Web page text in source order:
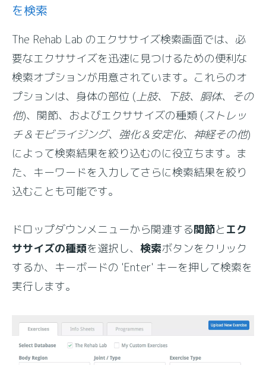
を検索
The Rehab Lab のエクササイズ検索画面では、必
要なエクササイズを迅速に見つけるための便利な
検索オプションが用意されています。これらのオ
プションは、身体の部位 (上肢、下肢、胴体、その
他)、関節、およびエクササイズの種類 (ストレッ
チ＆モビライジング、強化＆安定化、神経その他)
によって検索結果を絞り込むのに役立ちます。ま
た、キーワードを入力してさらに検索結果を絞り
込むことも可能です。
ドロップダウンメニューから関連する関節と エク
ササイズの種類を選択し、 検索ボタンをクリック
するか、キーボードの 'Enter' キーを押して検索を
実行します。